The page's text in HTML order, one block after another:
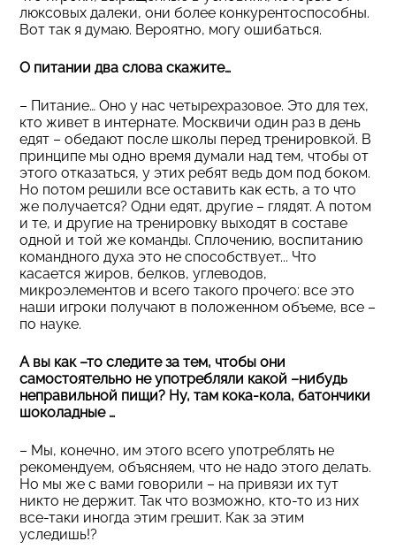
люксовых далеки, они более конкурентоспособны.
Вот так я думаю. Вероятно, могу ошибаться.
О питании два слова скажите…
– Питание… Оно у нас четырехразовое. Это для тех,
кто живет в интернате. Москвичи один раз в день
едят – обедают после школы перед тренировкой. В
принципе мы одно время думали над тем, чтобы от
этого отказаться, у этих ребят ведь дом под боком.
Но потом решили все оставить как есть, а то что
же получается? Одни едят, другие – глядят. А потом
и те, и другие на тренировку выходят в составе
одной и той же команды. Сплочению, воспитанию
командного духа это не способствует... Что
касается жиров, белков, углеводов,
микроэлементов и всего такого прочего: все это
наши игроки получают в положенном объеме, все –
по науке.
А вы как –то следите за тем, чтобы они
самостоятельно не употребляли какой –нибудь
неправильной пищи? Ну, там кока-кола, батончики
шоколадные …
– Мы, конечно, им этого всего употреблять не
рекомендуем, объясняем, что не надо этого делать.
Но мы же с вами говорили – на привязи их тут
никто не держит. Так что возможно, кто-то из них
все-таки иногда этим грешит. Как за этим
уследишь!?